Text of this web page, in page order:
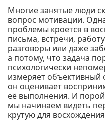
Многие занятые люди
вопрос мотивации.
проблемы кроется в
письма, встречи,
разговоры или даже
а потому, что задача
психологически
измеряет объективный
он оценивает
её выполнения. И
мы начинаем видеть
крутую для